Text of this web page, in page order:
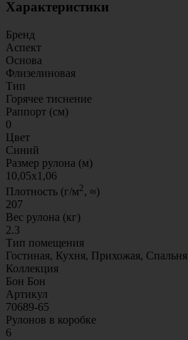
Характеристики
Бренд
Аспект
Основа
Флизелиновая
Тип
Горячее тиснение
Раппорт (см)
0
Цвет
Синий
Размер рулона (м)
10,05x1,06
Плотность (г/м2, ≈)
207
Вес рулона (кг)
2.3
Тип помещения
Гостиная, Кухня, Прихожая, Спальня
Коллекция
Бон Бон
Артикул
70689-65
Рулонов в коробке
6